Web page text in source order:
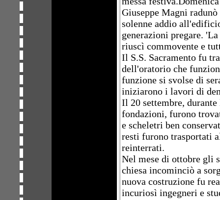
Giuseppe Magni
solenne addio
generazioni pregare.
riuscì commovente e
Il S.S. Sacramento fu
dell'oratorio che
funzione si svolse di
iniziarono i lavori di
Il 20 settembre,
fondazioni, furono
e scheletri ben
resti furono trasportati
reinterrati.
Nel mese di ottobre gli
chiesa incominciò a
nuova costruzione fu
incuriosì ingegneri e